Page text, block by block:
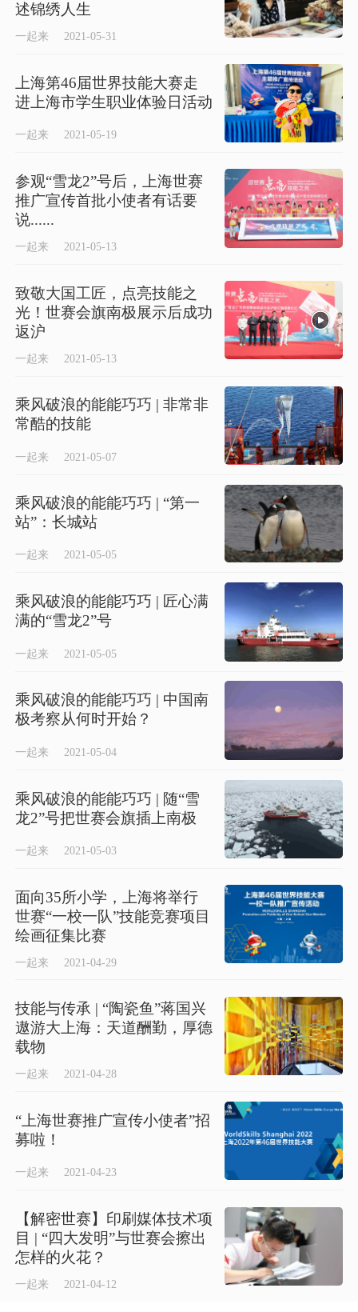
述锦绣人生
一起来 2021-05-31
上海第46届世界技能大赛走
进上海市学生职业体验日活动
一起来 2021-05-19
参观“雪龙2”号后，上海世赛
推广宣传首批小使者有话要
说......
一起来 2021-05-13
致敬大国工匠，点亮技能之
光！世赛会旗南极展示后成功
返沪
一起来 2021-05-13
乘风破浪的能能巧巧 | 非常非
常酷的技能
一起来 2021-05-07
乘风破浪的能能巧巧 | “第一
站”：长城站
一起来 2021-05-05
乘风破浪的能能巧巧 | 匠心满
满的“雪龙2”号
一起来 2021-05-05
乘风破浪的能能巧巧 | 中国南
极考察从何时开始？
一起来 2021-05-04
乘风破浪的能能巧巧 | 随“雪
龙2”号把世赛会旗插上南极
一起来 2021-05-03
面向35所小学，上海将举行
世赛“一校一队”技能竞赛项目
绘画征集比赛
一起来 2021-04-29
技能与传承 | “陶瓷鱼”蒋国兴
遨游大上海：天道酬勤，厚德
载物
一起来 2021-04-28
“上海世赛推广宣传小使者”招
募啦！
一起来 2021-04-23
【解密世赛】印刷媒体技术项
目 | “四大发明”与世赛会擦出
怎样的火花？
一起来 2021-04-12